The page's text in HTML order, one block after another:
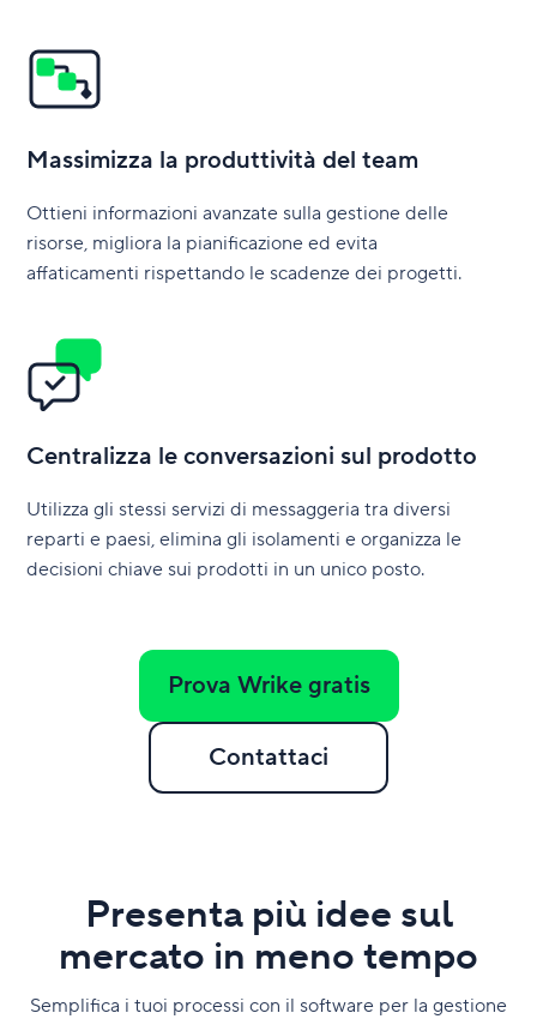
Massimizza la produttività del team
Ottieni informazioni avanzate sulla gestione delle
risorse, migliora la pianificazione ed evita
affaticamenti rispettando le scadenze dei progetti.
Centralizza le conversazioni sul prodotto
Utilizza gli stessi servizi di messaggeria tra diversi
reparti e paesi, elimina gli isolamenti e organizza le
decisioni chiave sui prodotti in un unico posto.
Prova Wrike gratis
Contattaci
Presenta più idee sul
mercato in meno tempo
Semplifica i tuoi processi con il software per la gestione